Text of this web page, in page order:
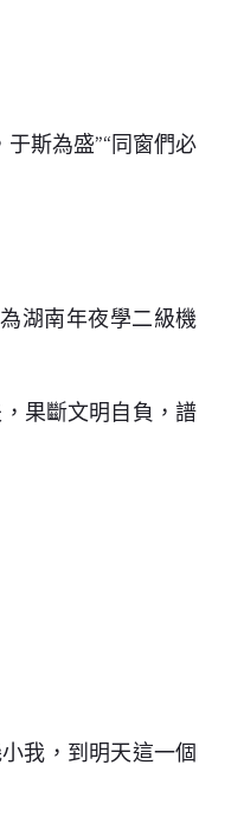
斯為盛”“同窗們必
湖南年夜學二級機
果斷文明自負，譜
我，到明天這一個